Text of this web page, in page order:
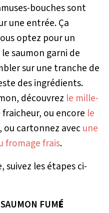
bouches sont
une entrée. Ça
optez pour un
saumon garni de
sur une tranche de
des ingrédients.
découvrez le mille-
ou encore le
, ou cartonnez avecune
fromage frais.
les étapes ci-
FUMÉ